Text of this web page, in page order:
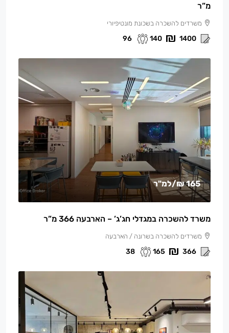
מ”ר
משרדים להשכרה בשכונת מונטיפיורי
1400
140
96
165 ₪ /למ"ר
משרד להשכרה במגדלי חג’ג’ – הארבעה 366 מ”ר
משרדים להשכרה בשרונה / הארבעה
366
165
38